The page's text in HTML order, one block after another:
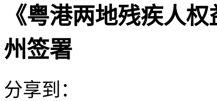
《粤港两地残疾人
州签署
分享到：